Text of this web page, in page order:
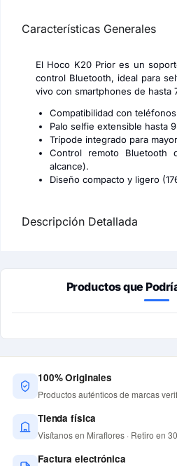
Características Generales
El Hoco K20 Prior es un
control Bluetooth, ideal para
vivo con smartphones de hasta
Compatibilidad con
Palo selfie extensible hasta
Trípode integrado para
Control remoto Bluetooth
alcance).
Diseño compacto y ligero
Descripción Detallada
Productos que
100% Originales
Productos auténticos de marcas
Tienda física
Visítanos en Miraflores · Retiro en
Factura electrónica